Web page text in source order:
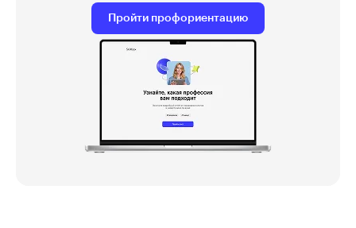
Пройти профориентацию